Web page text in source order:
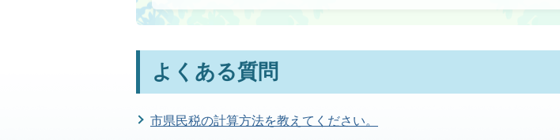
よくある質問
市県民税の計算方法を教えてください。